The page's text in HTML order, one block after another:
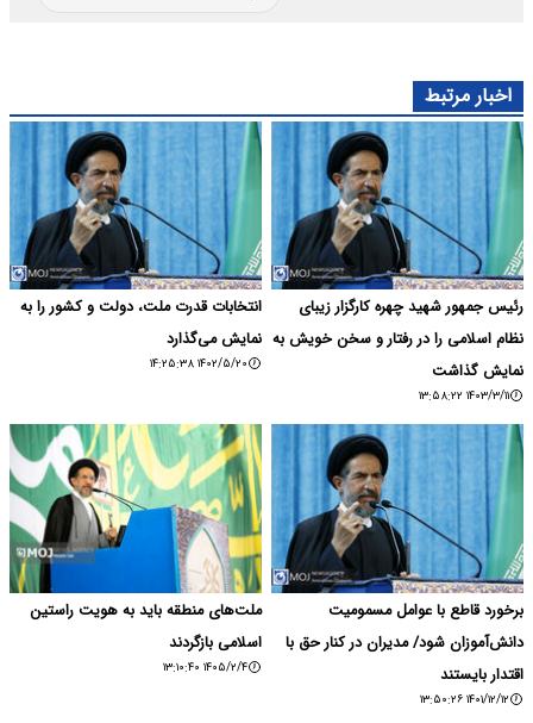
اخبار مرتبط
رئیس جمهور شهید چهره کارگزار زیبای
نظام اسلامی را در رفتار و سخن خویش به
نمایش گذاشت
۱۴۰۳/۳/۱۱ ۱۳:۵۸:۲۲
انتخابات قدرت ملت، دولت و کشور را به
نمایش می‌گذارد
۱۴۰۲/۵/۲۰ ۱۴:۲۵:۳۸
برخورد قاطع با عوامل مسمومیت
دانش‌آموزان شود/ مدیران در کنار حق با
اقتدار بایستند
۱۴۰۱/۱۲/۱۲ ۱۳:۵۰:۲۶
ملت‌های منطقه باید به هویت راستین
اسلامی بازگردند
۱۴۰۵/۲/۴ ۱۳:۱۰:۴۰